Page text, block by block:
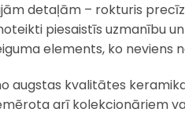
detaļām – rokturis
piesaistīs uzmanību
elements, ko neviens
augstas kvalitātes
arī kolekcionāriem